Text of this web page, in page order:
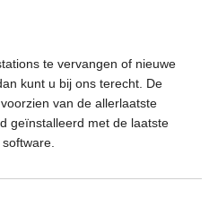
te vervangen of nieuwe
kunt u bij ons terecht. De
van de allerlaatste
geïnstalleerd met de laatste